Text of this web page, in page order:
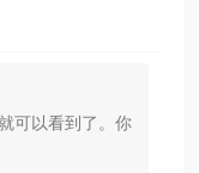
可以看到了。你